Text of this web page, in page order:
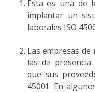
Esta es una de
implantar un
laborales ISO
Las empresas
las de
que sus
45001. En